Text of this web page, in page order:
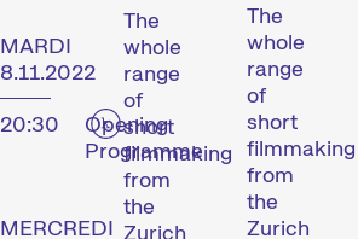
MARDI
8.11.2022
20:30
Opening
Programme
MERCREDI
The
whole
range
of
short
filmmaking
from
the
Zurich
The
whole
range
of
short
filmmaking
from
the
Zurich